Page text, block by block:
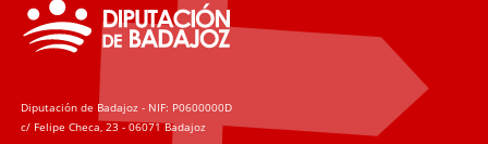
Diputación de Badajoz - NIF: P0600000D
c/ Felipe Checa, 23 - 06071 Badajoz